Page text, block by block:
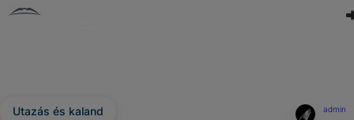
Utazás és kaland admin